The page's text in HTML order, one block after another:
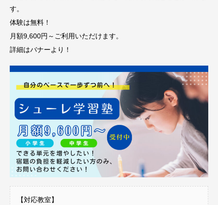
す。
体験は無料！
月額9,600円～ご利用いただけます。
詳細はバナーより！
【対応教室】